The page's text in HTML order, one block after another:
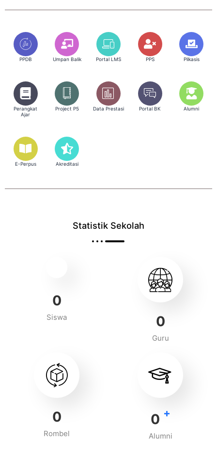
PPDB Umpan Balik Portal LMS PPS Pilkasis
Perangkat
Ajar
Project P5 Data Prestasi Portal BK Alumni
E-Perpus Akreditasi
Statistik Sekolah
0
Siswa 0
Guru
0
Rombel
0 +
Alumni